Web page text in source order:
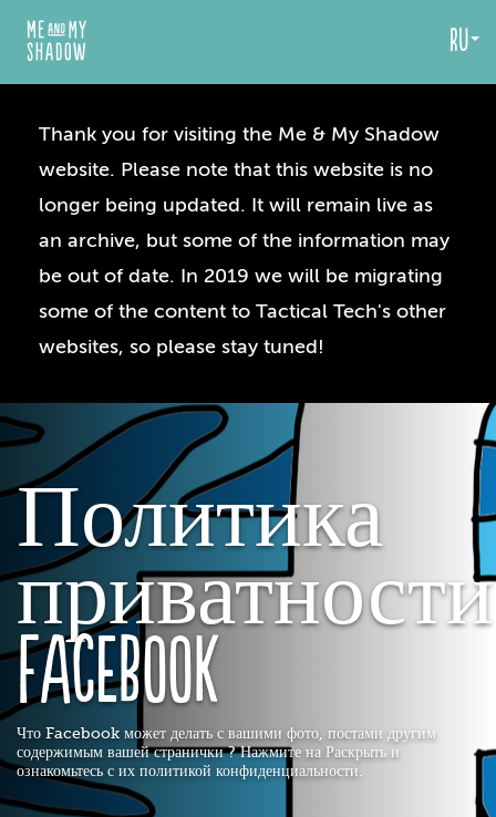
Thank you for visiting the Me & My Shadow
website. Please note that this website is no
longer being updated. It will remain live as
an archive, but some of the information may
be out of date. In 2019 we will be migrating
some of the content to Tactical Tech's other
websites, so please stay tuned!
ru
Политика
приватности
Facebook
Что Facebook может делать с вашими фото, постами другим
содержимым вашей странички ? Нажмите на Раскрыть и
ознакомьтесь с их политикой конфиденциальности.